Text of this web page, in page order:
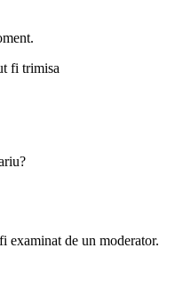
fi trimisa
examinat de un moderator.